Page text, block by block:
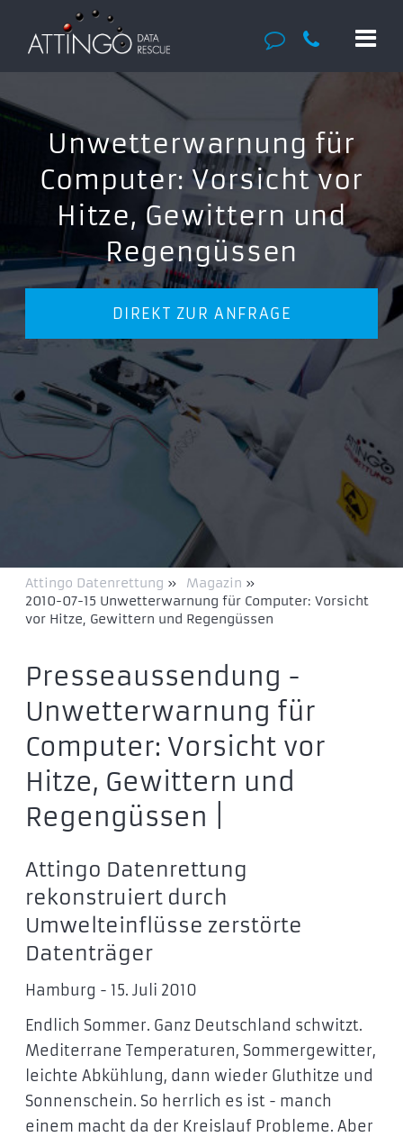
Unwetterwarnung für
Computer: Vorsicht vor
Hitze, Gewittern und
Regengüssen
DIREKT ZUR ANFRAGE
Attingo Datenrettung » Magazin »
2010-07-15 Unwetterwarnung für Computer: Vorsicht
vor Hitze, Gewittern und Regengüssen
Presseaussendung -
Unwetterwarnung für
Computer: Vorsicht vor
Hitze, Gewittern und
Regengüssen |
Attingo Datenrettung
rekonstruiert durch
Umwelteinflüsse zerstörte
Datenträger
Hamburg - 15. Juli 2010
Endlich Sommer. Ganz Deutschland schwitzt.
Mediterrane Temperaturen, Sommergewitter,
leichte Abkühlung, dann wieder Gluthitze und
Sonnenschein. So herrlich es ist - manch
einem macht da der Kreislauf Probleme. Aber